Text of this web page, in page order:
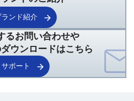
ランド紹介
るお問い合わせや
ウンロードはこちら
サポート